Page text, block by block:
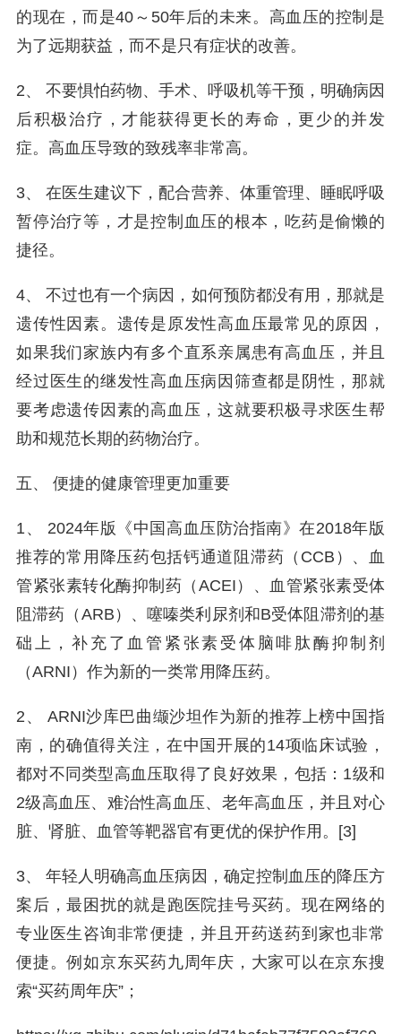
的现在，而是40～50年后的未来。高血压的控制是
为了远期获益，而不是只有症状的改善。
2、 不要惧怕药物、手术、呼吸机等干预，明确病因
后积极治疗，才能获得更长的寿命，更少的并发
症。高血压导致的致残率非常高。
3、 在医生建议下，配合营养、体重管理、睡眠呼吸
暂停治疗等，才是控制血压的根本，吃药是偷懒的
捷径。
4、 不过也有一个病因，如何预防都没有用，那就是
遗传性因素。遗传是原发性高血压最常见的原因，
如果我们家族内有多个直系亲属患有高血压，并且
经过医生的继发性高血压病因筛查都是阴性，那就
要考虑遗传因素的高血压，这就要积极寻求医生帮
助和规范长期的药物治疗。
五、 便捷的健康管理更加重要
1、 2024年版《中国高血压防治指南》在2018年版
推荐的常用降压药包括钙通道阻滞药（CCB）、血
管紧张素转化酶抑制药（ACEI）、血管紧张素受体
阻滞药（ARB）、噻嗪类利尿剂和B受体阻滞剂的基
础上，补充了血管紧张素受体脑啡肽酶抑制剂
（ARNI）作为新的一类常用降压药。
2、 ARNI沙库巴曲缬沙坦作为新的推荐上榜中国指
南，的确值得关注，在中国开展的14项临床试验，
都对不同类型高血压取得了良好效果，包括：1级和
2级高血压、难治性高血压、老年高血压，并且对心
脏、肾脏、血管等靶器官有更优的保护作用。[3]
3、 年轻人明确高血压病因，确定控制血压的降压方
案后，最困扰的就是跑医院挂号买药。现在网络的
专业医生咨询非常便捷，并且开药送药到家也非常
便捷。例如京东买药九周年庆，大家可以在京东搜
索“买药周年庆”；